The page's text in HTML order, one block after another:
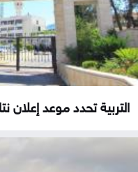
التربية تحدد موعد إعلان